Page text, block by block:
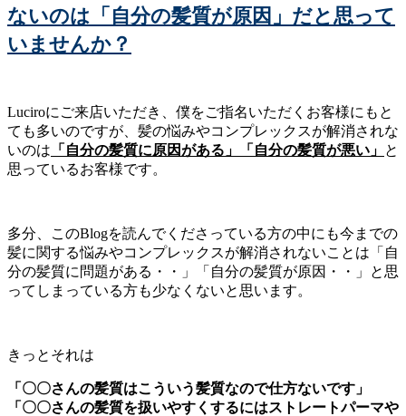
ないのは「自分の髪質が原因」だと思って
いませんか？
Luciroにご来店いただき、僕をご指名いただくお客様にもと
ても多いのですが、髪の悩みやコンプレックスが解消されな
いのは 「自分の髪質に原因がある」「自分の髪質が悪い」 と
思っているお客様です。
多分、このBlogを読んでくださっている方の中にも今までの
髪に関する悩みやコンプレックスが解消されないことは「自
分の髪質に問題がある・・」「自分の髪質が原因・・」と思
ってしまっている方も少なくないと思います。
きっとそれは
「〇〇さんの髪質はこういう髪質なので仕方ないです」
「〇〇さんの髪質を扱いやすくするにはストレートパーマや